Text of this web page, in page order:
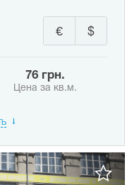
$
€
76 грн.
Цена за кв.м.